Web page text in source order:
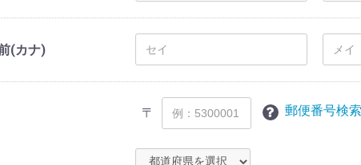
(カナ)
〒 郵便番号検索